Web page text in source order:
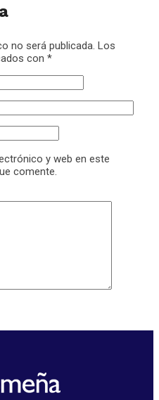
no será publicada. Los
con *
y web en este
comente.